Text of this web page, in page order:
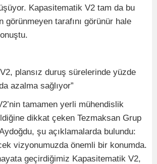
Kapasitematik V2 tam da bu
görünmeyen tarafını görünür hale
plansız duruş sürelerinde yüzde
azalma sağlıyor”
tamamen yerli mühendislik
dikkat çeken Tezmaksan Grup
şu açıklamalarda bulundu:
vizyonumuzda önemli bir konumda.
geçirdiğimiz Kapasitematik V2,